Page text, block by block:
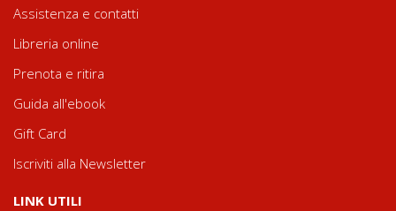
Assistenza e contatti
Libreria online
Prenota e ritira
Guida all'ebook
Gift Card
Iscriviti alla Newsletter
LINK UTILI